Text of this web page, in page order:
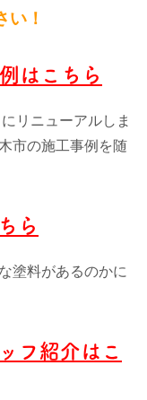
い！
はこちら
リニューアルしま
市の施工事例を随
ら
塗料があるのかに
フ紹介はこ